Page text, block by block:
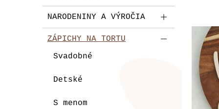
NARODENINY A VÝROČIA
ZÁPICHY NA TORTU
Svadobné
Detské
S menom